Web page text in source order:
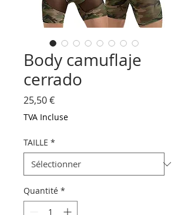
Body camuflaje
cerrado
25,50 €Prix
TVA Incluse
TAILLE *
Quantité *